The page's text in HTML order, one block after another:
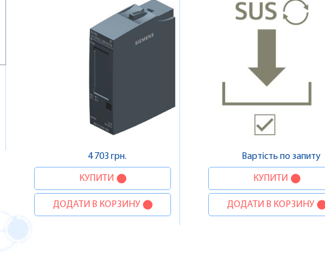
4 703 грн.
КУПИТИ
ДОДАТИ В КОРЗИНУ
Вартість по запиту
КУПИТИ
ДОДАТИ В КОРЗИНУ